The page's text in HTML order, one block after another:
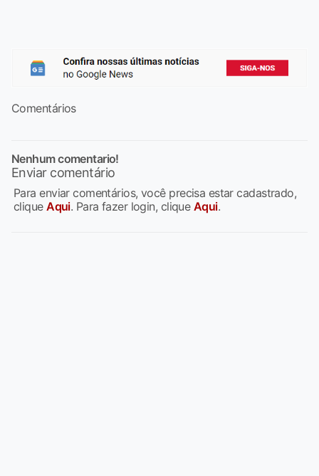
Comentários
Nenhum comentario!
Enviar comentário
Para enviar comentários, você precisa estar cadastrado,
cliqueAqui. Para fazer login, clique Aqui.